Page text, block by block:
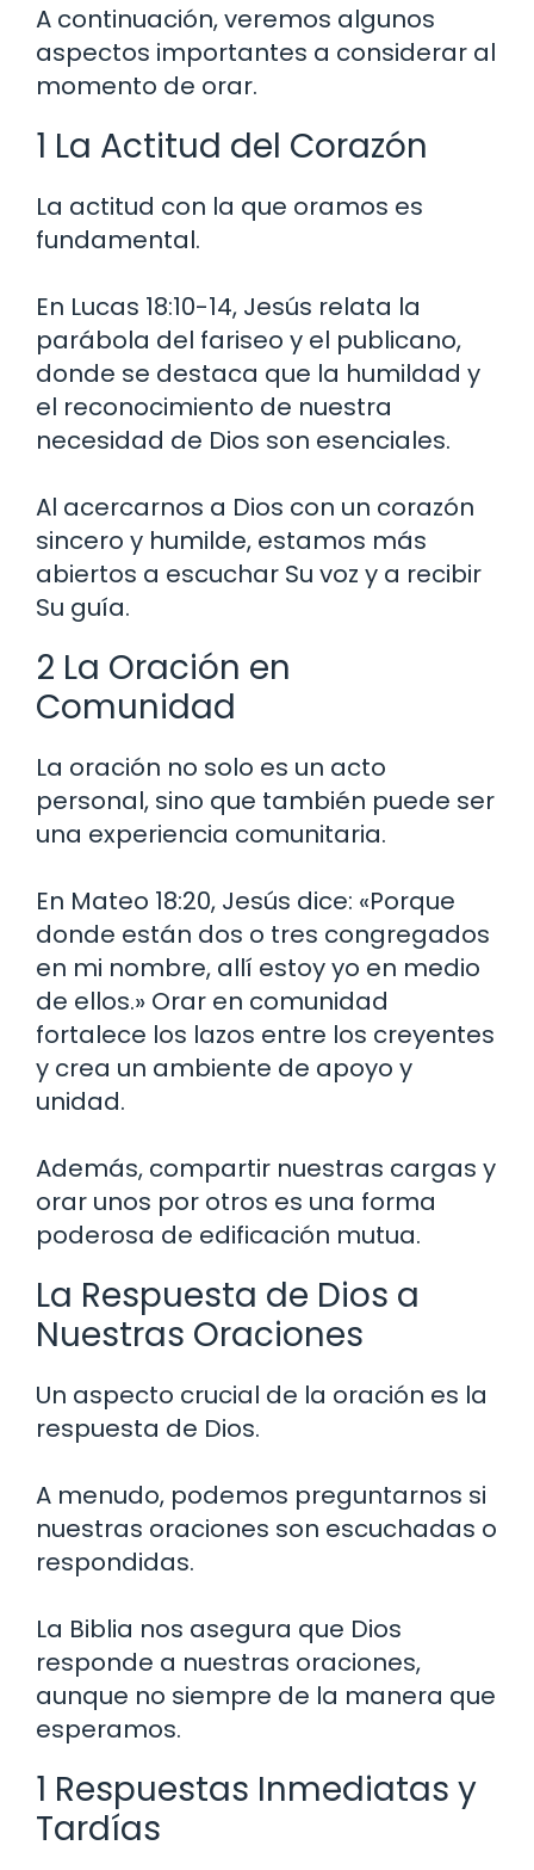
A continuación, veremos algunos
aspectos importantes a considerar al
momento de orar.
1 La Actitud del Corazón
La actitud con la que oramos es
fundamental.
En Lucas 18:10-14, Jesús relata la
parábola del fariseo y el publicano,
donde se destaca que la humildad y
el reconocimiento de nuestra
necesidad de Dios son esenciales.
Al acercarnos a Dios con un corazón
sincero y humilde, estamos más
abiertos a escuchar Su voz y a recibir
Su guía.
2 La Oración en
Comunidad
La oración no solo es un acto
personal, sino que también puede ser
una experiencia comunitaria.
En Mateo 18:20, Jesús dice: «Porque
donde están dos o tres congregados
en mi nombre, allí estoy yo en medio
de ellos.» Orar en comunidad
fortalece los lazos entre los creyentes
y crea un ambiente de apoyo y
unidad.
Además, compartir nuestras cargas y
orar unos por otros es una forma
poderosa de edificación mutua.
La Respuesta de Dios a
Nuestras Oraciones
Un aspecto crucial de la oración es la
respuesta de Dios.
A menudo, podemos preguntarnos si
nuestras oraciones son escuchadas o
respondidas.
La Biblia nos asegura que Dios
responde a nuestras oraciones,
aunque no siempre de la manera que
esperamos.
1 Respuestas Inmediatas y
Tardías